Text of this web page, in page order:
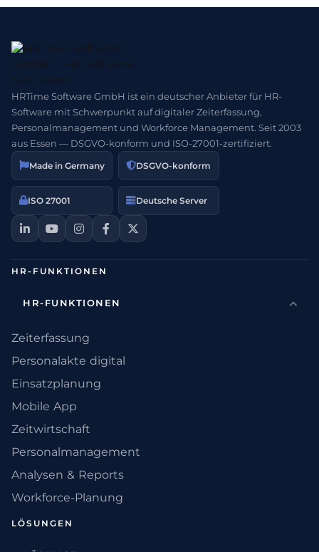
HRTime Software GmbH ist ein deutscher Anbieter für HR-
Software mit Schwerpunkt auf digitaler Zeiterfassung,
Personalmanagement und Workforce Management. Seit 2003
aus Essen — DSGVO-konform und ISO-27001-zertifiziert.
Made in Germany DSGVO-konform
ISO 27001 Deutsche Server
HR-FUNKTIONEN
HR-FUNKTIONEN
Zeiterfassung
Personalakte digital
Einsatzplanung
Mobile App
Zeitwirtschaft
Personalmanagement
Analysen & Reports
Workforce-Planung
LÖSUNGEN